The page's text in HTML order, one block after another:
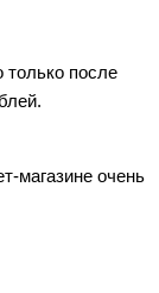
после
магазине очень